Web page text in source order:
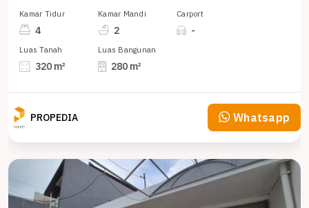
Kamar Tidur
4
Kamar Mandi
2
Carport
-
Luas Tanah
320 m²
Luas Bangunan
280 m²
PROPEDIA Whatsapp